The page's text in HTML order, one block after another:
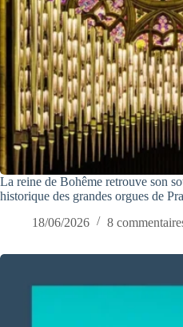
La reine de Bohême retrouve son
historique des grandes orgues de
18/06/2026
8